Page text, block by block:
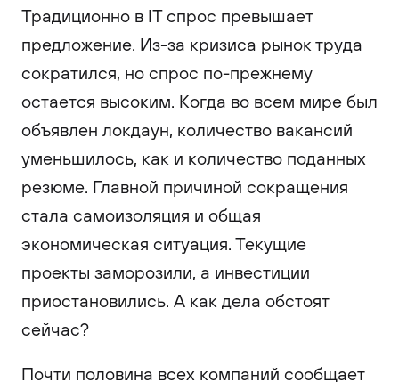
Традиционно в IT спрос превышает
предложение. Из-за кризиса рынок труда
сократился, но спрос по-прежнему
остается высоким. Когда во всем мире был
объявлен локдаун, количество вакансий
уменьшилось, как и количество поданных
резюме. Главной причиной сокращения
стала самоизоляция и общая
экономическая ситуация. Текущие
проекты заморозили, а инвестиции
приостановились. А как дела обстоят
сейчас?
Почти половина всех компаний сообщает